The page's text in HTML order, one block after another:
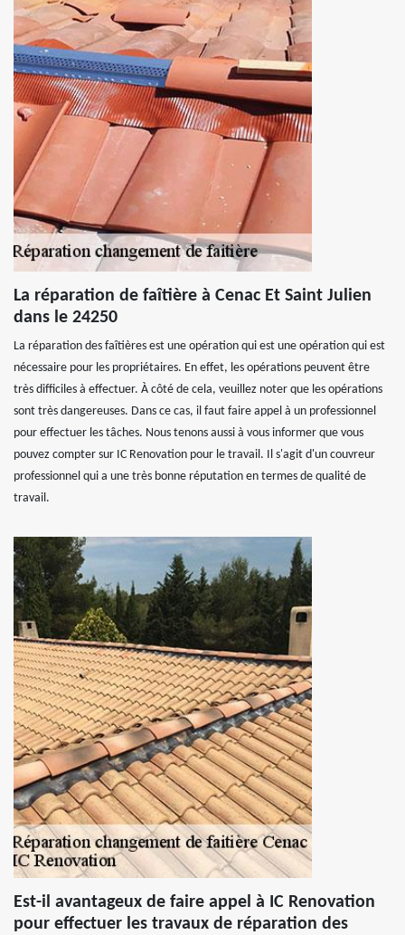
La réparation de faîtière à Cenac Et Saint Julien
dans le 24250
La réparation des faîtières est une opération qui est une opération qui est
nécessaire pour les propriétaires. En effet, les opérations peuvent être
très difficiles à effectuer. À côté de cela, veuillez noter que les opérations
sont très dangereuses. Dans ce cas, il faut faire appel à un professionnel
pour effectuer les tâches. Nous tenons aussi à vous informer que vous
pouvez compter sur IC Renovation pour le travail. Il s'agit d'un couvreur
professionnel qui a une très bonne réputation en termes de qualité de
travail.
Est-il avantageux de faire appel à IC Renovation
pour effectuer les travaux de réparation des